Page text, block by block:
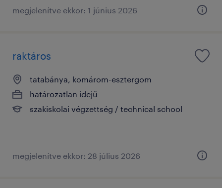
megjelenítve ekkor: 1 június 2026
raktáros
tatabánya, komárom-esztergom
határozatlan idejű
szakiskolai végzettség / technical school
megjelenítve ekkor: 28 július 2026